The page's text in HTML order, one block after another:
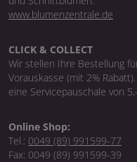
www.blumenzentrale.de
CLICK & COLLECT
Wir stellen Ihre Bestellung
Vorauskasse (mit 2%
eine Servicepauschale von
Online Shop:
Tel.: 0049 (89) 991599-77
Fax: 0049 (89) 991599-39